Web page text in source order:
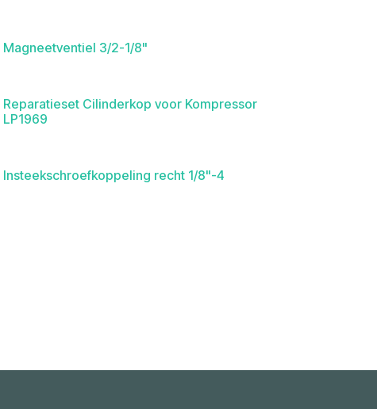
Magneetventiel 3/2-1/8"
Reparatieset Cilinderkop voor Kompressor
LP1969
Insteekschroefkoppeling recht 1/8"-4